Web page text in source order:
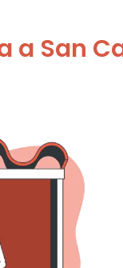
a San